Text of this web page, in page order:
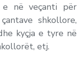
në veçanti për
shkollore,
kyçja e tyre në
etj.